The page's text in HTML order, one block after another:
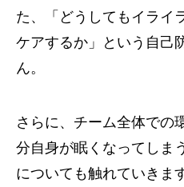
た、「どうしてもイライ
ケアするか」という自己
ん。
さらに、チーム全体での
分自身が眠くなってしま
についても触れていきま